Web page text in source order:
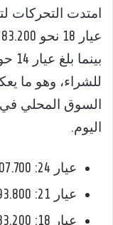
امتدت
للشراء، وهو ما
السوق المحلي
اليوم.
عيار 24: 107.700 بيع و103.500 شراء.
عيار 21: 93.800 بيع و89.400 شراء.
عيار 18: 83.200 بيع و76.500 شراء.